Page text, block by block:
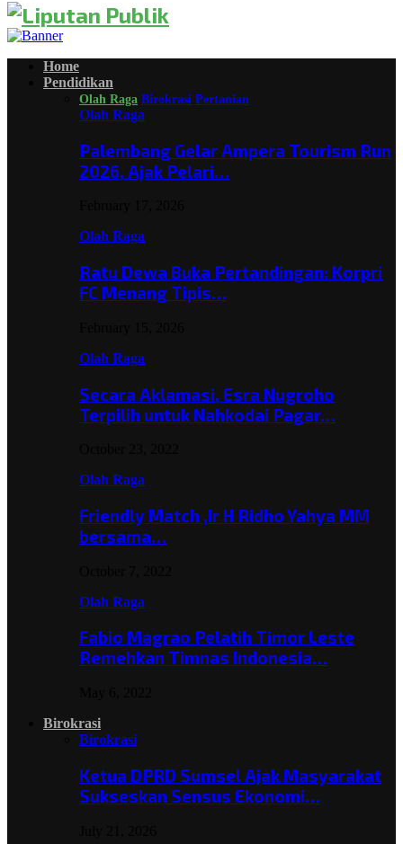
Home
Pendidikan
Olah Raga Birokrasi Pertanian
Olah Raga
Palembang Gelar Ampera Tourism Run
2026, Ajak Pelari…
Olah Raga
Ratu Dewa Buka Pertandingan: Korpri
FC Menang Tipis…
Olah Raga
Secara Aklamasi, Esra Nugroho
Terpilih untuk Nahkodai Pagar…
Olah Raga
Friendly Match ,Ir H Ridho Yahya MM
bersama…
Olah Raga
Fabio Magrao Pelatih Timor Leste
Remehkan Timnas Indonesia…
Birokrasi
Birokrasi
Ketua DPRD Sumsel Ajak Masyarakat
Sukseskan Sensus Ekonomi…